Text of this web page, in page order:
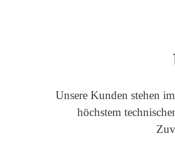
Unsere Kunden stehen
höchstem